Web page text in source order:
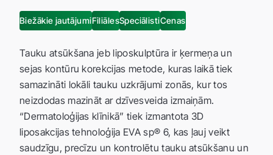
Biežākie jautājumiFiliālesSpeciālistiCenas
Tauku atsūkšana jeb liposkulptūra ir ķermeņa un
sejas kontūru korekcijas metode, kuras laikā tiek
samazināti lokāli tauku uzkrājumi zonās, kur tos
neizdodas mazināt ar dzīvesveida izmaiņām.
“Dermatoloģijas klīnikā” tiek izmantota 3D
liposakcijas tehnoloģija EVA sp® 6, kas ļauj veikt
saudzīgu, precīzu un kontrolētu tauku atsūkšanu un